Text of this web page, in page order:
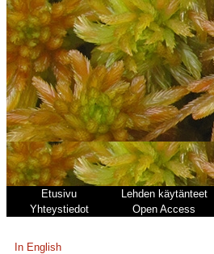
Etusivu Lehden käytänteet
Yhteystiedot
Open Access
In English